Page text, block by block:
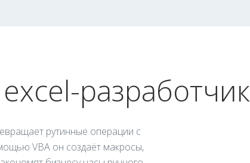
разработчик
рутинные операции с
VBA он создаёт макросы,